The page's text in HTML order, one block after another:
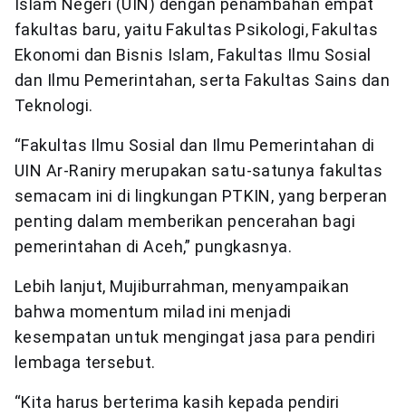
fakultas baru, yaitu Fakultas Psikologi, Fakultas
Ekonomi dan Bisnis Islam, Fakultas Ilmu Sosial
dan Ilmu Pemerintahan, serta Fakultas Sains dan
Teknologi.
“Fakultas Ilmu Sosial dan Ilmu Pemerintahan di
UIN Ar-Raniry merupakan satu-satunya fakultas
semacam ini di lingkungan PTKIN, yang berperan
penting dalam memberikan pencerahan bagi
pemerintahan di Aceh,” pungkasnya.
Lebih lanjut, Mujiburrahman, menyampaikan
bahwa momentum milad ini menjadi
kesempatan untuk mengingat jasa para pendiri
lembaga tersebut.
“Kita harus berterima kasih kepada pendiri